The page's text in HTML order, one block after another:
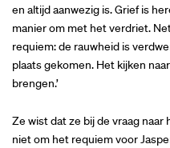
en altijd aanwezig is. Grief is
manier om met het verdriet.
requiem: de rauwheid is
plaats gekomen. Het kijken naar
brengen.’
Ze wist dat ze bij de vraag
niet om het requiem voor